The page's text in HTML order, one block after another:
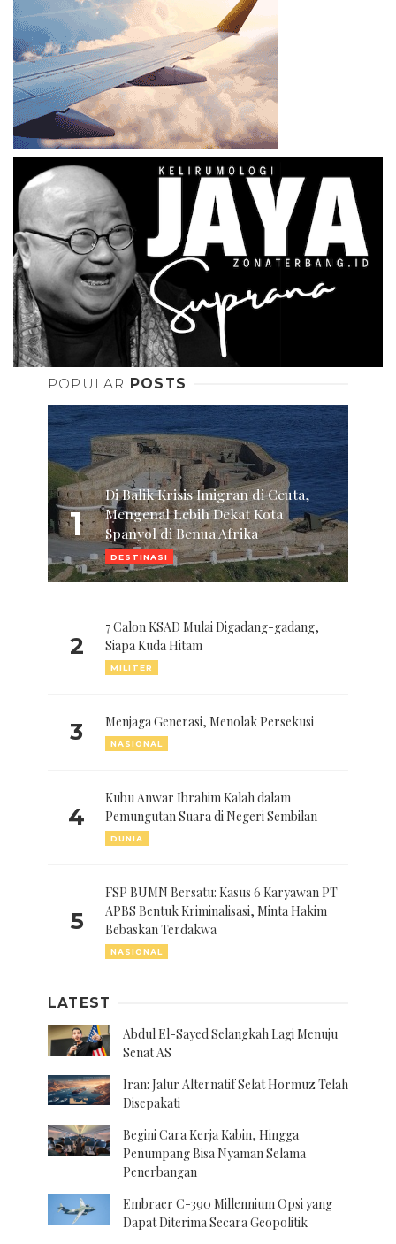
POPULAR POSTS
1
Di Balik Krisis Imigran di Ceuta,
Mengenal Lebih Dekat Kota
Spanyol di Benua Afrika
DESTINASI
2
7 Calon KSAD Mulai Digadang-gadang,
Siapa Kuda Hitam
MILITER
3 Menjaga Generasi, Menolak Persekusi
NASIONAL
4
Kubu Anwar Ibrahim Kalah dalam
Pemungutan Suara di Negeri Sembilan
DUNIA
5
FSP BUMN Bersatu: Kasus 6 Karyawan PT
APBS Bentuk Kriminalisasi, Minta Hakim
Bebaskan Terdakwa
NASIONAL
LATEST
Abdul El-Sayed Selangkah Lagi Menuju
Senat AS
Iran: Jalur Alternatif Selat Hormuz Telah
Disepakati
Begini Cara Kerja Kabin, Hingga
Penumpang Bisa Nyaman Selama
Penerbangan
Embraer C-390 Millennium Opsi yang
Dapat Diterima Secara Geopolitik